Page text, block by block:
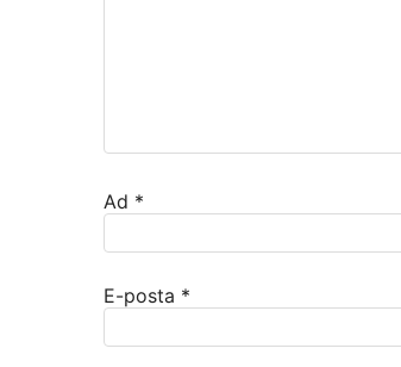
Ad *
E-posta *